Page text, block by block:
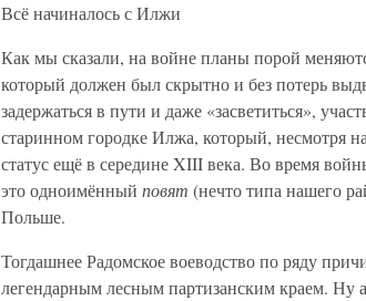
Всё начиналось с Илжи
Как мы сказали, на войне планы порой
который должен был скрытно и без потерь
задержаться в пути и даже «засветиться»,
старинном городке Илжа, который, несмотря
статус ещё в середине XIII века. Во время
это одноимённый повят (нечто типа нашего
Польше.
Тогдашнее Радомское воеводство по ряду
легендарным лесным партизанским краем. Ну